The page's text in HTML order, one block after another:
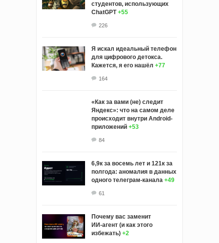
студентов, использующих
ChatGPT +55
226
Я искал идеальный телефон
для цифрового детокса.
Кажется, я его нашёл +77
164
«Как за вами (не) следит
Яндекс»: что на самом деле
происходит внутри Android-
приложений +53
84
6,9к за восемь лет и 121к за
полгода: аномалия в данных
одного телеграм-канала +49
61
Почему вас заменит
ИИ‑агент (и как этого
избежать) +2